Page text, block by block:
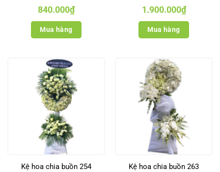
840.000₫
Mua hàng
1.900.000₫
Mua hàng
Kệ hoa chia buồn 254 Kệ hoa chia buồn 263